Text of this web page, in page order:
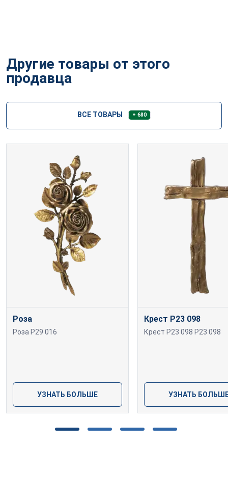
Другие товары от этого
продавца
ВСЕ ТОВАРЫ + 680
Роза
Роза P29 016
УЗНАТЬ БОЛЬШЕ
Крест P23 098
Крест P23 098 P23 098
УЗНАТЬ